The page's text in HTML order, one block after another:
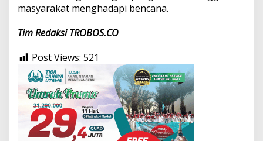
masyarakat menghadapi bencana.
Tim RedaksiTROBOS.CO
Post Views: 521